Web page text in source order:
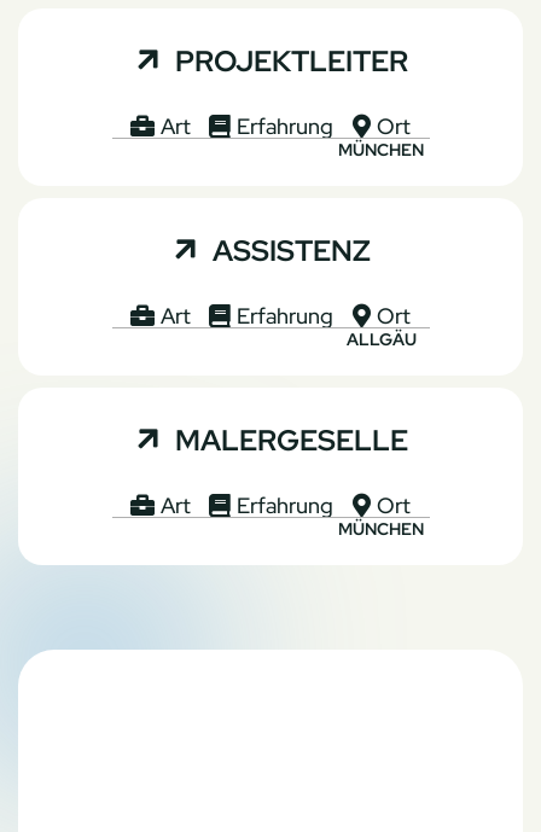
PROJEKTLEITER
 Art  Erfahrung  Ort
MÜNCHEN
ASSISTENZ
 Art  Erfahrung  Ort
ALLGÄU
MALERGESELLE
 Art  Erfahrung  Ort
MÜNCHEN